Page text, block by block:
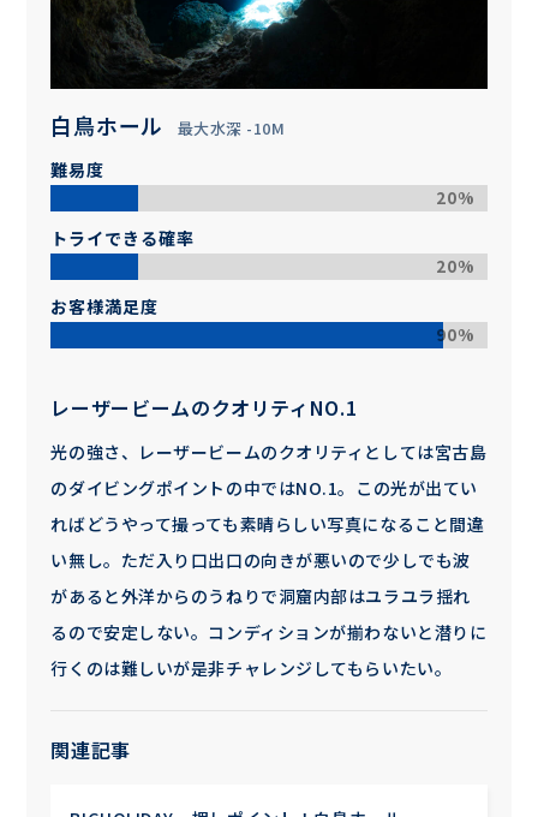
白鳥ホール 最大水深 -10M
難易度
20%
トライできる確率
20%
お客様満足度
90%
レーザービームのクオリティNO.1
光の強さ、レーザービームのクオリティとしては宮古島
のダイビングポイントの中ではNO.1。この光が出てい
ればどうやって撮っても素晴らしい写真になること間違
い無し。ただ入り口出口の向きが悪いので少しでも波
があると外洋からのうねりで洞窟内部はユラユラ揺れ
るので安定しない。コンディションが揃わないと潜りに
行くのは難しいが是非チャレンジしてもらいたい。
関連記事